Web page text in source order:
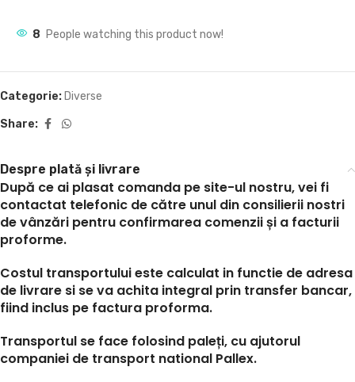
8 People watching this product now!
Categorie: Diverse
Share:
Despre plată și livrare
După ce ai plasat comanda pe site-ul nostru, vei fi
contactat telefonic de către unul din consilierii nostri
de vânzări pentru confirmarea comenzii și a facturii
proforme.
Costul transportului este calculat in functie de adresa
de livrare si se va achita integral prin transfer bancar,
fiind inclus pe factura proforma.
Transportul se face folosind paleți, cu ajutorul
companiei de transport national Pallex.